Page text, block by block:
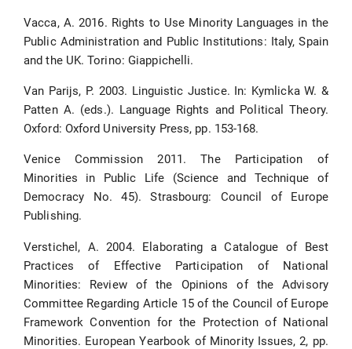
Vacca, A. 2016. Rights to Use Minority Languages in the
Public Administration and Public Institutions: Italy, Spain
and the UK. Torino: Giappichelli.
Van Parijs, P. 2003. Linguistic Justice. In: Kymlicka W. &
Patten A. (eds.). Language Rights and Political Theory.
Oxford: Oxford University Press, pp. 153-168.
Venice Commission 2011. The Participation of
Minorities in Public Life (Science and Technique of
Democracy No. 45). Strasbourg: Council of Europe
Publishing.
Verstichel, A. 2004. Elaborating a Catalogue of Best
Practices of Effective Participation of National
Minorities: Review of the Opinions of the Advisory
Committee Regarding Article 15 of the Council of Europe
Framework Convention for the Protection of National
Minorities. European Yearbook of Minority Issues, 2, pp.